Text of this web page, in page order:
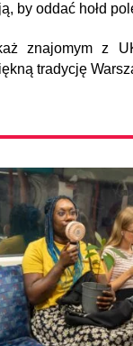
by oddać hołd
znajomym z
tradycję